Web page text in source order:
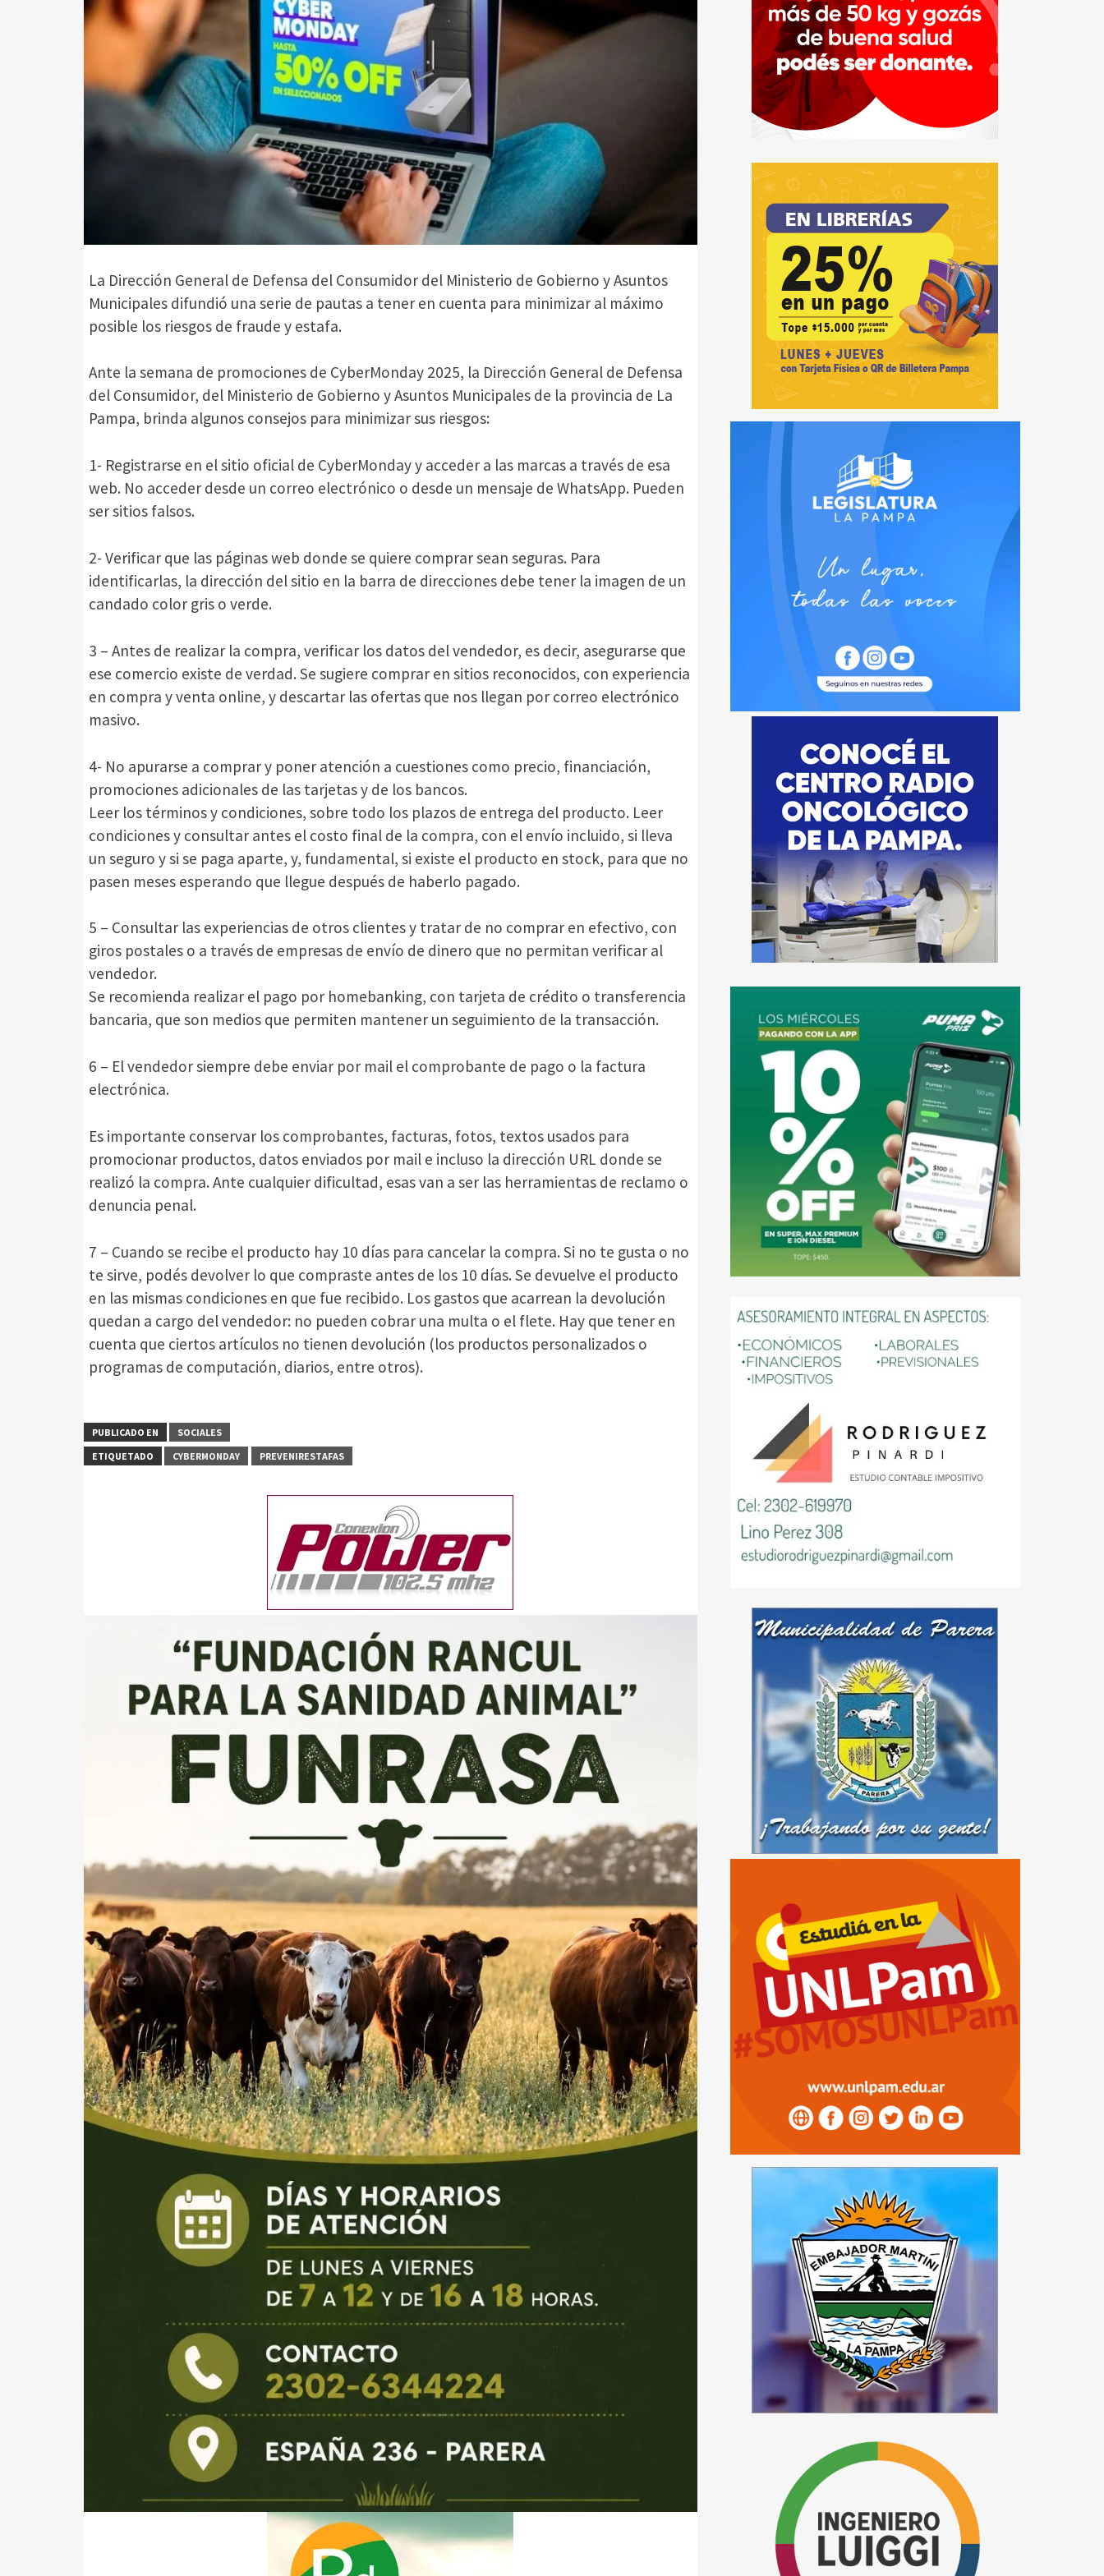
La Dirección General de Defensa del Consumidor del Ministerio de Gobierno y Asuntos
Municipales difundió una serie de pautas a tener en cuenta para minimizar al máximo
posible los riesgos de fraude y estafa.
Ante la semana de promociones de CyberMonday 2025, la Dirección General de Defensa
del Consumidor, del Ministerio de Gobierno y Asuntos Municipales de la provincia de La
Pampa, brinda algunos consejos para minimizar sus riesgos:
1- Registrarse en el sitio oficial de CyberMonday y acceder a las marcas a través de esa
web. No acceder desde un correo electrónico o desde un mensaje de WhatsApp. Pueden
ser sitios falsos.
2- Verificar que las páginas web donde se quiere comprar sean seguras. Para
identificarlas, la dirección del sitio en la barra de direcciones debe tener la imagen de un
candado color gris o verde.
3 – Antes de realizar la compra, verificar los datos del vendedor, es decir, asegurarse que
ese comercio existe de verdad. Se sugiere comprar en sitios reconocidos, con experiencia
en compra y venta online, y descartar las ofertas que nos llegan por correo electrónico
masivo.
4- No apurarse a comprar y poner atención a cuestiones como precio, financiación,
promociones adicionales de las tarjetas y de los bancos.
Leer los términos y condiciones, sobre todo los plazos de entrega del producto. Leer
condiciones y consultar antes el costo final de la compra, con el envío incluido, si lleva
un seguro y si se paga aparte, y, fundamental, si existe el producto en stock, para que no
pasen meses esperando que llegue después de haberlo pagado.
5 – Consultar las experiencias de otros clientes y tratar de no comprar en efectivo, con
giros postales o a través de empresas de envío de dinero que no permitan verificar al
vendedor.
Se recomienda realizar el pago por homebanking, con tarjeta de crédito o transferencia
bancaria, que son medios que permiten mantener un seguimiento de la transacción.
6 – El vendedor siempre debe enviar por mail el comprobante de pago o la factura
electrónica.
Es importante conservar los comprobantes, facturas, fotos, textos usados para
promocionar productos, datos enviados por mail e incluso la dirección URL donde se
realizó la compra. Ante cualquier dificultad, esas van a ser las herramientas de reclamo o
denuncia penal.
7 – Cuando se recibe el producto hay 10 días para cancelar la compra. Si no te gusta o no
te sirve, podés devolver lo que compraste antes de los 10 días. Se devuelve el producto
en las mismas condiciones en que fue recibido. Los gastos que acarrean la devolución
quedan a cargo del vendedor: no pueden cobrar una multa o el flete. Hay que tener en
cuenta que ciertos artículos no tienen devolución (los productos personalizados o
programas de computación, diarios, entre otros).
PUBLICADO EN
SOCIALES
ETIQUETADO
CYBERMONDAY PREVENIRESTAFAS